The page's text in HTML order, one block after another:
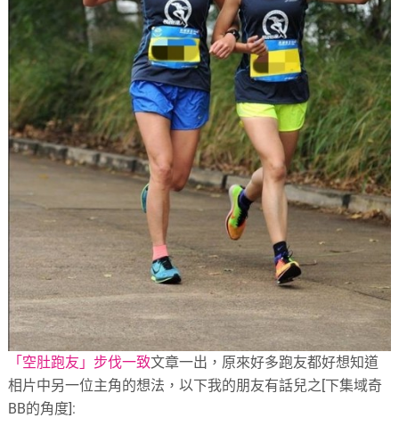
「空肚跑友」步伐一致‏文章一出，原來好多跑友都好想知道
相片中另一位主角的想法，以下我的朋友有話兒之[下集域奇
BB的角度]: